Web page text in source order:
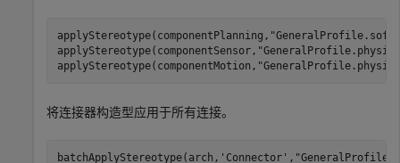
applyStereotype(componentPlanning,
applyStereotype(componentSensor,
applyStereotype(componentMotion,
将连接器构造型应用于所有连接。
batchApplyStereotype(arch, 'Connector' ,